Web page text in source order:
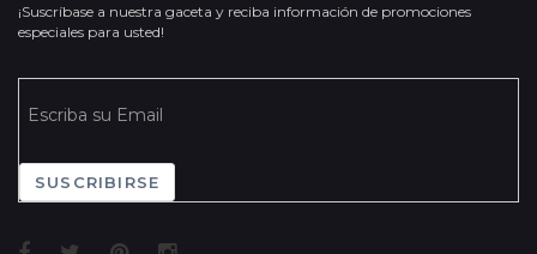
¡Suscríbase a nuestra gaceta y reciba información de promociones
especiales para usted!
SUSCRIBIRSE